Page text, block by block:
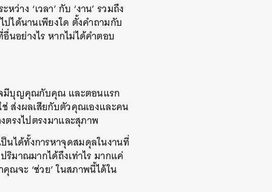
ง ‘เวลา’ กับ ‘งาน’ รวมถึง
ได้นานเพียงใด ตั้งคำถามกับ
นอย่างไร หากไม่ได้คำตอบ
จมีบุญคุณกับคุณ และตอนแรก
ส่งผลเสียกับตัวคุณเองและคน
ตรงไปตรงมาและสุภาพ
นได้ทั้งการหาจุดสมดุลในงานที่
ริมาณมากได้ถึงเท่าไร มากแค่
ณจะ ‘ช่วย’ ในสภาพนี้ได้ใน